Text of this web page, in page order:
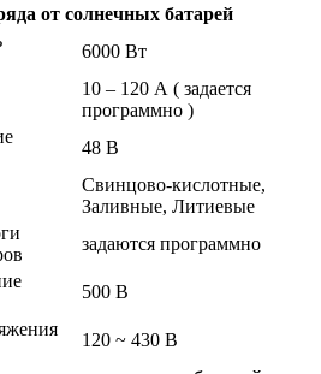
от солнечных батарей
6000 Вт
10 – 120 А ( задается
программно )
48 В
Свинцово-кислотные,
Заливные, Литиевые
задаются программно
500 В
120 ~ 430 В